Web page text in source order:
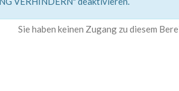
Sie haben keinen Zugang zu diesem